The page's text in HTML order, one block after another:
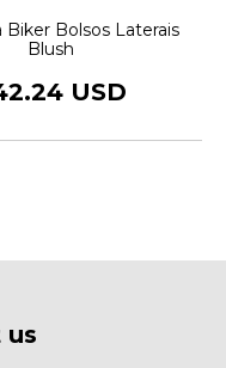
Biker Bolsos Laterais
Blush
USD
us